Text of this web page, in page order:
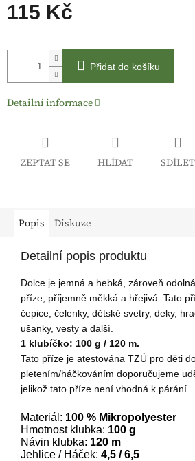
115 Kč
cena:
Přidat do košíku
Detailní informace
ZEPTAT SE HLÍDAT SDÍLET
Popis Diskuze
Detailní popis produktu
Dolce je jemná a hebká, zároveň
příze, příjemně měkká a hřejivá. Tato
čepice, čelenky, dětské svetry, deky,
ušanky, vesty a další.
1 klubíčko: 100 g / 120 m.
Tato příze je atestována TZÚ pro děti
pletením/háčkováním doporučujeme
jelikož tato příze není vhodná k párání.
Materiál: 100 % Mikropolyester
Hmotnost klubka: 100 g
Návin klubka: 120 m
Jehlice / Háček: 4,5 / 6,5